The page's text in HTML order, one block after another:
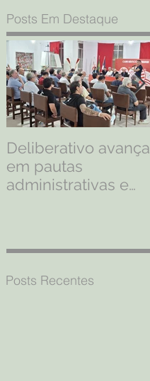
Posts Em Destaque
Deliberativo avança
em pautas
administrativas e
olímpicos
Posts Recentes